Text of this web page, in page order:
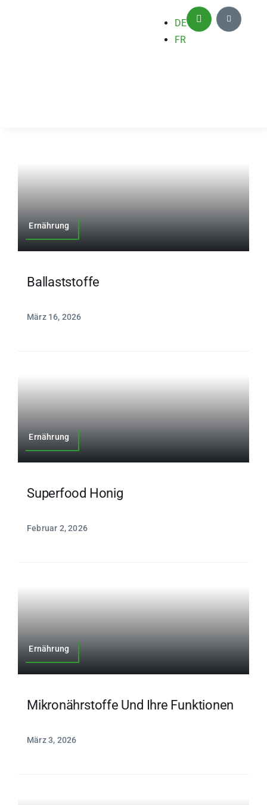
DE
FR
Ernährung
Ballaststoffe
März 16, 2026
Ernährung
Superfood Honig
Februar 2, 2026
Ernährung
Mikronährstoffe Und Ihre Funktionen
März 3, 2026